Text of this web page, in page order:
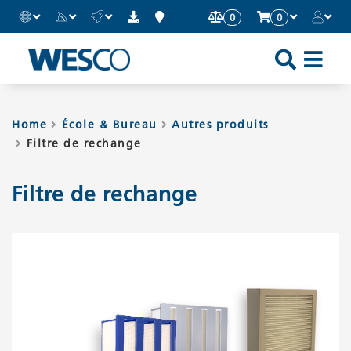
0 0
Home École & Bureau
Autres produits
Filtre de rechange
Filtre de rechange